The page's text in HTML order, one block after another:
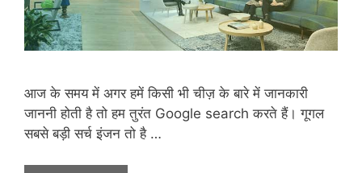
आज के समय में अगर हमें किसी भी चीज़ के बारे में जानकारी
जाननी होती है तो हम तुरंत Google search करते हैं। गूगल
सबसे बड़ी सर्च इंजन तो है …